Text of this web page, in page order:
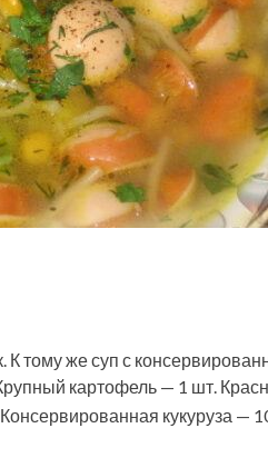
тому же суп с
картофель — 1 шт.
кукуруза —